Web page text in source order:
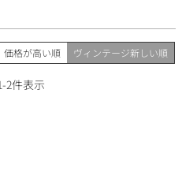
ドイツ
価格が高い順 ヴィンテージ新しい順
-2件表示